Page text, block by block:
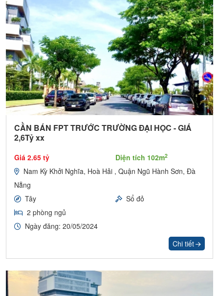
CẦN BÁN FPT TRƯỚC TRƯỜNG ĐẠI HỌC - GIÁ
2,6Tỷ xx
Giá 2.65 tỷ Diện tích 102m2
Nam Kỳ Khởi Nghĩa, Hoà Hải , Quận Ngũ Hành Sơn, Đà
Nẵng
Tây
Sổ đỏ
2 phòng ngủ
Ngày đăng: 20/05/2024
Chi tiết